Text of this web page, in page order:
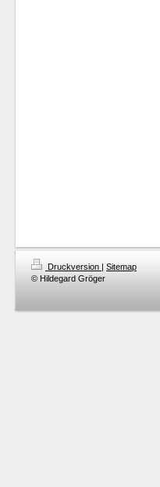
Druckversion | Sitemap
© Hildegard Gröger